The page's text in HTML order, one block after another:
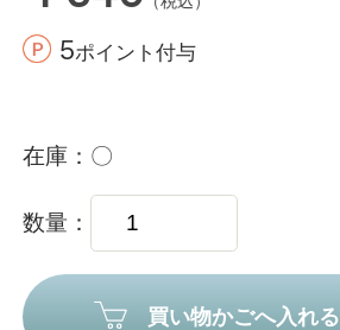
5ポイント付与
在庫 〇
数量
買い物かごへ入れる